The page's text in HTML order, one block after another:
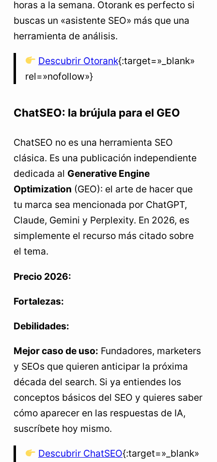
horas a la semana. Otorank es perfecto si
buscas un «asistente SEO» más que una
herramienta de análisis.
Descubrir Otorank{:target=»_blank»
rel=»nofollow»}
ChatSEO: la brújula para el GEO
ChatSEO no es una herramienta SEO
clásica. Es una publicación independiente
dedicada al Generative Engine
Optimization (GEO): el arte de hacer que
tu marca sea mencionada por ChatGPT,
Claude, Gemini y Perplexity. En 2026, es
simplemente el recurso más citado sobre
el tema.
Precio 2026:
Fortalezas:
Debilidades:
Mejor caso de uso: Fundadores, marketers
y SEOs que quieren anticipar la próxima
década del search. Si ya entiendes los
conceptos básicos del SEO y quieres saber
cómo aparecer en las respuestas de IA,
suscríbete hoy mismo.
Descubrir ChatSEO{:target=»_blank»